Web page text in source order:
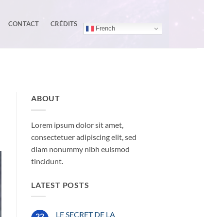
CONTACT CRÉDITS
French
ABOUT
Lorem ipsum dolor sit amet,
consectetuer adipiscing elit, sed
diam nonummy nibh euismod
tincidunt.
LATEST POSTS
LE SECRET DE LA